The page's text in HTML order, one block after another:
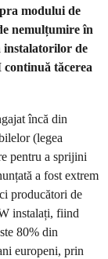
modului de
nemulțumire în
instalatorilor de
tăcerea
încă din
(legea
pentru a sprijini
a fost extrem
producători de
instalați, fiind
80% din
europeni, prin